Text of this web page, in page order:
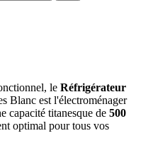
le Réfrigérateur
Blanc est l'électroménager
capacité titanesque de 500
optimal pour tous vos